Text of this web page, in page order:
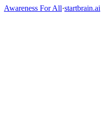
Awareness For All·startbrain.ai